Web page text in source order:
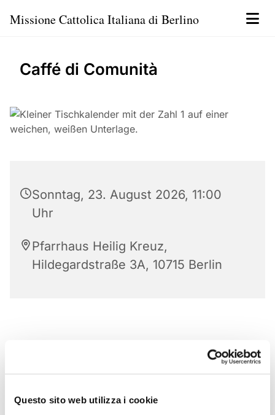
Questo sito web utilizza i cookie
Missione Cattolica Italiana di Berlino
Caffé di Comunità
Sonntag, 23. August 2026, 11:00
Uhr
Pfarrhaus Heilig Kreuz,
Hildegardstraße 3A, 10715 Berlin